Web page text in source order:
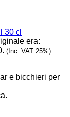
30 cl
era:
(Inc. VAT 25%)
e bicchieri per